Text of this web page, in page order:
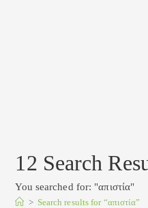
12 Search
You searched for: "απιστία"
> Search results for“απιστία”